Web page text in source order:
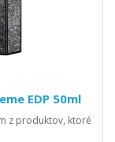
EDP 50ml
z produktov, ktoré